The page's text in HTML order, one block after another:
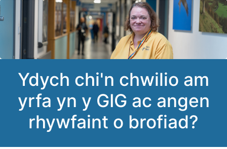
Ydych chi'n chwilio am
yrfa yn y GIG ac angen
rhywfaint o brofiad?